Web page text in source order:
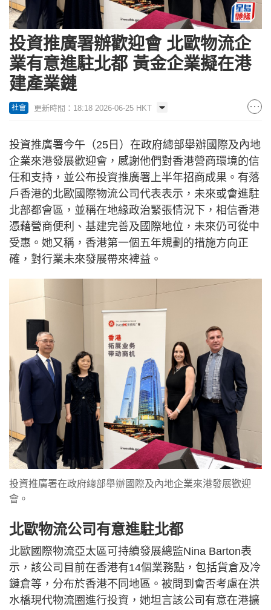
投資推廣署辦歡迎會 北歐物流企
業有意進駐北都 黃金企業擬在港
建產業鏈
社會 更新時間：18:18 2026-06-25 HKT
投資推廣署今午（25日）在政府總部舉辦國際及內地
企業來港發展歡迎會，感謝他們對香港營商環境的信
任和支持，並公布投資推廣署上半年招商成果。有落
戶香港的北歐國際物流公司代表表示，未來或會進駐
北部都會區，並稱在地緣政治緊張情況下，相信香港
憑藉營商便利、基建完善及國際地位，未來仍可從中
受惠。她又稱，香港第一個五年規劃的措施方向正
確，對行業未來發展帶來裨益。
投資推廣署在政府總部舉辦國際及內地企業來港發展歡迎
會。
北歐物流公司有意進駐北都
北歐國際物流亞太區可持續發展總監Nina Barton表
示，該公司目前在香港有14個業務點，包括貨倉及冷
鏈倉等，分布於香港不同地區。被問到會否考慮在洪
水橋現代物流圈進行投資，她坦言該公司有意在港擴